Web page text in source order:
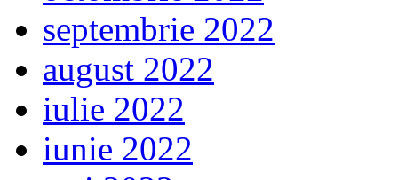
septembrie 2022
august 2022
iulie 2022
iunie 2022